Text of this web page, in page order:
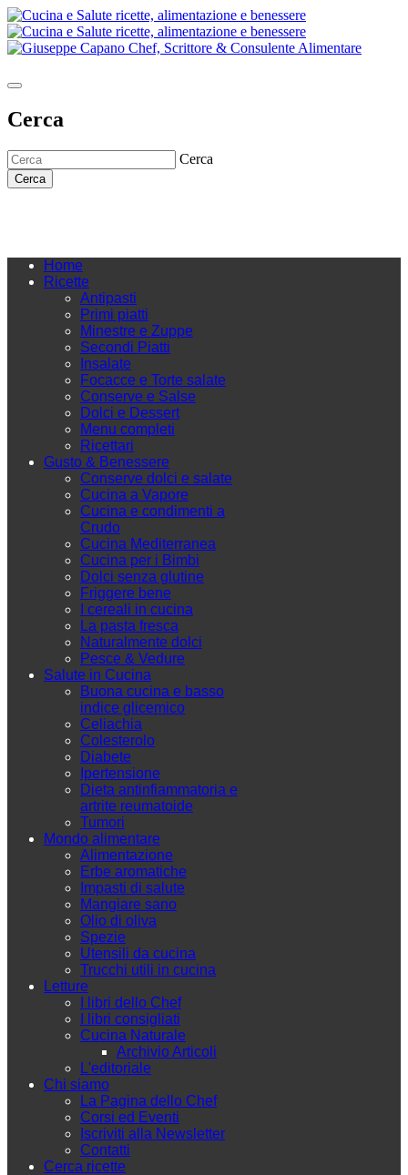
Cerca
Cerca
Cerca
Home
Ricette
Antipasti
Primi piatti
Minestre e Zuppe
Secondi Piatti
Insalate
Focacce e Torte salate
Conserve e Salse
Dolci e Dessert
Menu completi
Ricettari
Gusto & Benessere
Conserve dolci e salate
Cucina a Vapore
Cucina e condimenti a
Crudo
Cucina Mediterranea
Cucina per i Bimbi
Dolci senza glutine
Friggere bene
I cereali in cucina
La pasta fresca
Naturalmente dolci
Pesce & Vedure
Salute in Cucina
Buona cucina e basso
indice glicemico
Celiachia
Colesterolo
Diabete
Ipertensione
Dieta antinfiammatoria e
artrite reumatoide
Tumori
Mondo alimentare
Alimentazione
Erbe aromatiche
Impasti di salute
Mangiare sano
Olio di oliva
Spezie
Utensili da cucina
Trucchi utili in cucina
Letture
I libri dello Chef
I libri consigliati
Cucina Naturale
Archivio Articoli
L'editoriale
Chi siamo
La Pagina dello Chef
Corsi ed Eventi
Iscriviti alla Newsletter
Contatti
Cerca ricette